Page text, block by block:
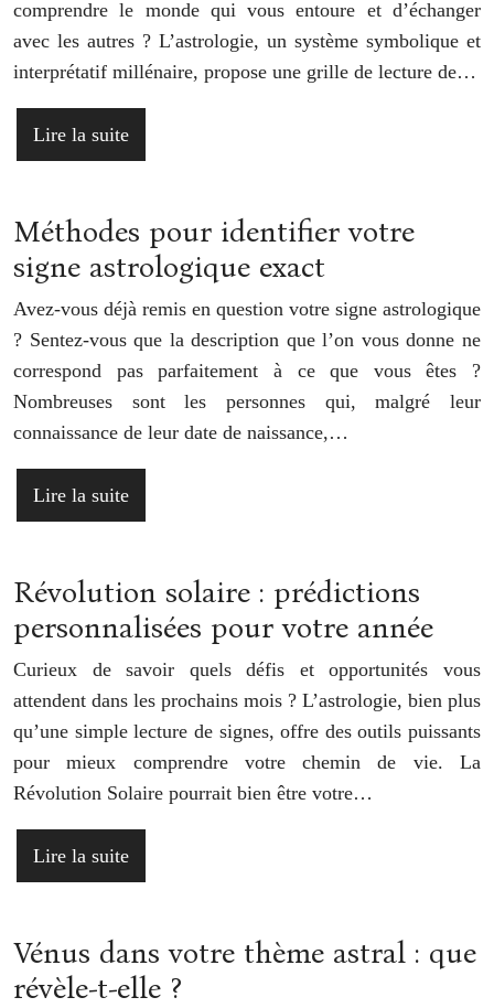
comprendre le monde qui vous entoure et d’échanger
avec les autres ? L’astrologie, un système symbolique et
interprétatif millénaire, propose une grille de lecture de…
Lire la suite
Méthodes pour identifier votre
signe astrologique exact
Avez-vous déjà remis en question votre signe astrologique
? Sentez-vous que la description que l’on vous donne ne
correspond pas parfaitement à ce que vous êtes ?
Nombreuses sont les personnes qui, malgré leur
connaissance de leur date de naissance,…
Lire la suite
Révolution solaire : prédictions
personnalisées pour votre année
Curieux de savoir quels défis et opportunités vous
attendent dans les prochains mois ? L’astrologie, bien plus
qu’une simple lecture de signes, offre des outils puissants
pour mieux comprendre votre chemin de vie. La
Révolution Solaire pourrait bien être votre…
Lire la suite
Vénus dans votre thème astral : que
révèle-t-elle ?